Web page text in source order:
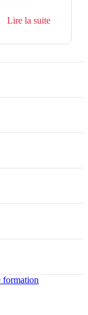
application
Lire la suite
formation